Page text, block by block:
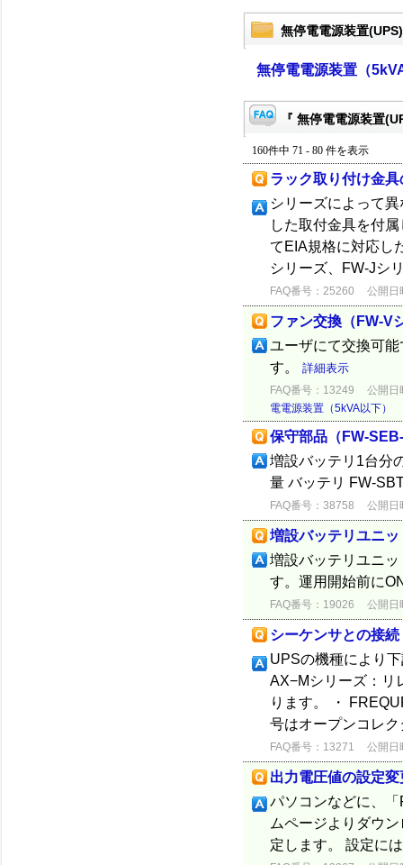
無停電電源装置(UPS)
無停電電源装置（
『 無停電電源装置
160件中 71 - 80 件を表示
ラック取り付け金
シリーズによって
した取付金具を付
てEIA規格に対応し
シリーズ、FW-J
FAQ番号：25260 公開日
ファン交換（FW-V
ユーザにて交換可
す。 詳細表示
FAQ番号：13249
公開日
電電源装置（5kVA以下）
保守部品（FW-
増設バッテリ1台分
量 バッテリ FW-
FAQ番号：38758 公開日
増設バッテリユニ
増設バッテリユニ
す。運用開始前に
FAQ番号：19026 公開日
シーケンサとの接続
UPSの機種により
AX−Mシリーズ：リ
ります。 ・
号はオープンコレ
FAQ番号：13271 公開日
出力電圧値の設定変
パソコンなどに、
ムページよりダウ
定します。 設定に